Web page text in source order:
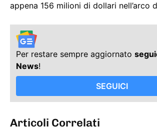
appena 156 milioni di dollari nell’arco
Per restare sempre aggiornato
News!
SEGUICI
Articoli Correlati